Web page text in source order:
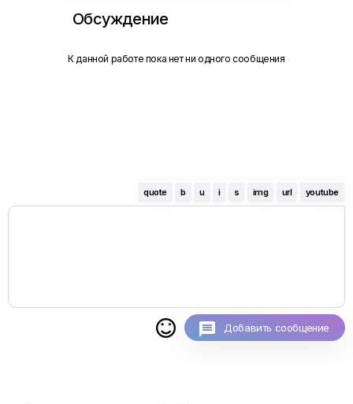
Обсуждение
К данной работе пока нет ни одного сообщения
quote b u i s img url youtube
 Добавить сообщение